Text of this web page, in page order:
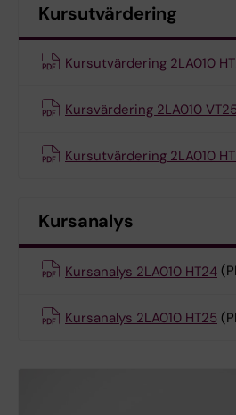
Kursutvärdering
Kursutvärdering 2LA010
Kursvärdering 2LA010 VT25
Kursutvärdering 2LA010
Kursanalys
Kursanalys 2LA010 HT24
Kursanalys 2LA010 HT25